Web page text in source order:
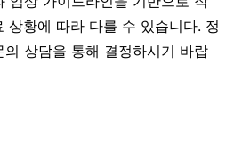
상황에 따라 다를 수 있습니다. 정
상담을 통해 결정하시기 바랍